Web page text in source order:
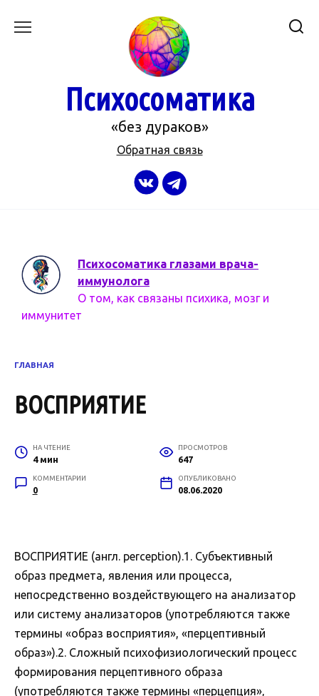
Психосоматика
«без дураков»
Обратная связь
Психосоматика глазами врача-
иммунолога
О том, как связаны психика, мозг и
иммунитет
ГЛАВНАЯ
ВОСПРИЯТИЕ
НА ЧТЕНИЕ
4 мин
ПРОСМОТРОВ
647
КОММЕНТАРИИ
0
ОПУБЛИКОВАНО
08.06.2020
ВОСПРИЯТИЕ (англ. perception).1. Субъективный
образ предмета, явления или процесса,
непосредственно воздействующего на анализатор
или систему анализаторов (употребляются также
термины «образ восприятия», «перцептивный
образ»).2. Сложный психофизиологический процесс
формирования перцептивного образа
(употребляются также термины «перцепция»,